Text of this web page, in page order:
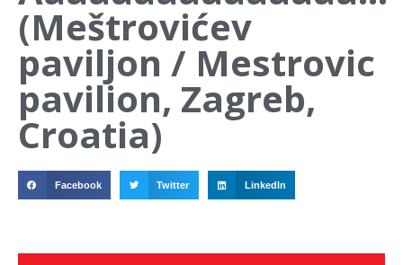
(Meštrovićev
paviljon / Mestrovic
pavilion, Zagreb,
Croatia)
Facebook Twitter LinkedIn